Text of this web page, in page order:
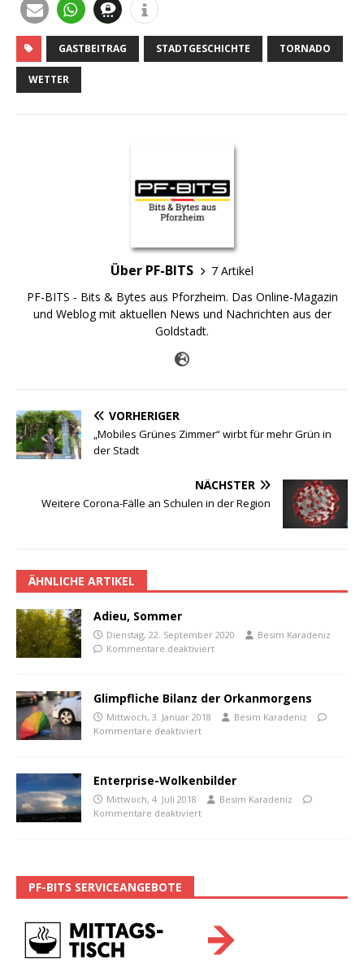
GASTBEITRAG STADTGESCHICHTE TORNADO
WETTER
Über PF-BITS
7 Artikel
PF-BITS - Bits & Bytes aus Pforzheim. Das Online-Magazin
und Weblog mit aktuellen News und Nachrichten aus der
Goldstadt.
VORHERIGER
„Mobiles Grünes Zimmer“ wirbt für mehr Grün in
der Stadt
NÄCHSTER
Weitere Corona-Fälle an Schulen in der Region
ÄHNLICHE ARTIKEL
Adieu, Sommer
Dienstag, 22. September 2020
Besim Karadeniz
Kommentare deaktiviert
Glimpfliche Bilanz der Orkanmorgens
Mittwoch, 3. Januar 2018
Besim Karadeniz
Kommentare deaktiviert
Enterprise-Wolkenbilder
Mittwoch, 4. Juli 2018
Besim Karadeniz
Kommentare deaktiviert
PF-BITS SERVICEANGEBOTE